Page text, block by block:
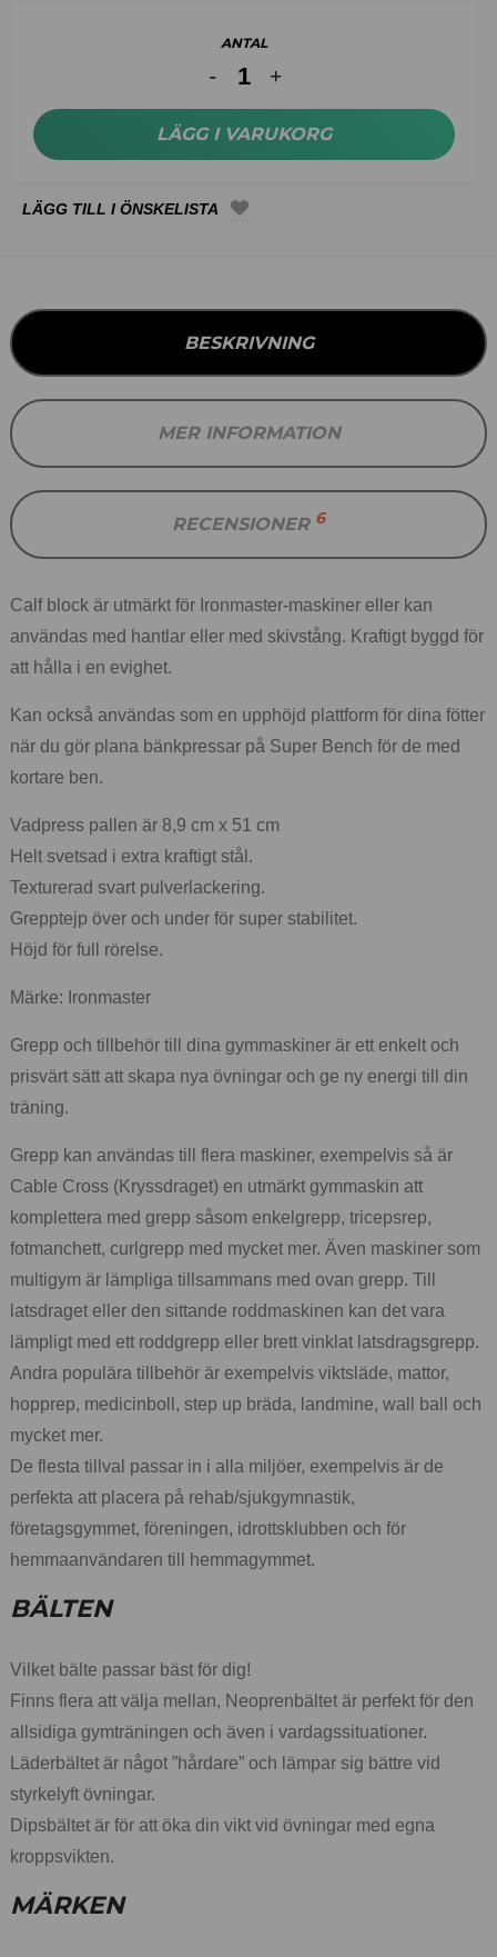
ANTAL
LÄGG I VARUKORG
BESKRIVNING
MER INFORMATION
RECENSIONER 6
Calf block är utmärkt för Ironmaster-maskiner eller kan
användas med hantlar eller med skivstång. Kraftigt byggd för
att hålla i en evighet.
Kan också användas som en upphöjd plattform för dina fötter
när du gör plana bänkpressar på Super Bench för de med
kortare ben.
Vadpress pallen är 8,9 cm x 51 cm
Helt svetsad i extra kraftigt stål.
Texturerad svart pulverlackering.
Grepptejp över och under för super stabilitet.
Höjd för full rörelse.
Märke: Ironmaster
Grepp och tillbehör till dina gymmaskiner är ett enkelt och
prisvärt sätt att skapa nya övningar och ge ny energi till din
träning.
Grepp kan användas till flera maskiner, exempelvis så är
Cable Cross (Kryssdraget) en utmärkt gymmaskin att
komplettera med grepp såsom enkelgrepp, tricepsrep,
fotmanchett, curlgrepp med mycket mer. Även maskiner som
multigym är lämpliga tillsammans med ovan grepp. Till
latsdraget eller den sittande roddmaskinen kan det vara
lämpligt med ett roddgrepp eller brett vinklat latsdragsgrepp.
Andra populära tillbehör är exempelvis viktsläde, mattor,
hopprep, medicinboll, step up bräda, landmine, wall ball och
mycket mer.
De flesta tillval passar in i alla miljöer, exempelvis är de
perfekta att placera på rehab/sjukgymnastik,
företagsgymmet, föreningen, idrottsklubben och för
hemmaanvändaren till hemmagymmet.
BÄLTEN
Vilket bälte passar bäst för dig!
Finns flera att välja mellan, Neoprenbältet är perfekt för den
allsidiga gymträningen och även i vardagssituationer.
Läderbältet är något ”hårdare” och lämpar sig bättre vid
styrkelyft övningar.
Dipsbältet är för att öka din vikt vid övningar med egna
kroppsvikten.
MÄRKEN